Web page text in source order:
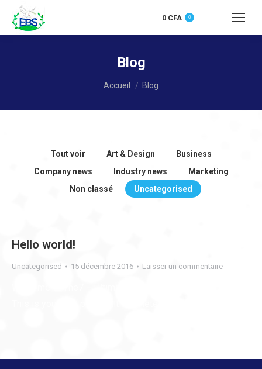
0 CFA 0
Recherche
:
Blog
Vous êtes ici :
Accueil Blog
Tout voir Art & Design
Business
Company news
Industry news
Marketing
Non classé
Uncategorised
Hello world!
Uncategorised 15 décembre 2016 Laisser un commentaire